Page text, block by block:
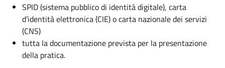
SPID (sistema pubblico di identità digitale), carta
d’identità elettronica (CIE) o carta nazionale dei servizi
(CNS)
tutta la documentazione prevista per la presentazione
della pratica.